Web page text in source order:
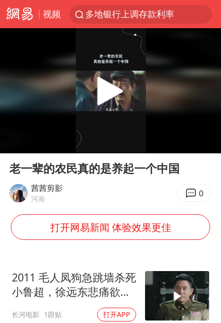
视频
多地银行上调存款利率
上海地铁4条线路全线停运
4.2平卫生间补漏注胶花1.55万
白海豚路径图
宇树申购 中一签有望赚20万元
今日有3只新股申购
NBA传奇教练老尼尔森去世
轰-6K到底是不是战略轰炸机
“皋”在低处
加沙约14万栋建筑被完全摧毁
从科技创新看开局起步的时与势
Play
老一辈的农民真的是养起一个中国
茜茜剪影
河南 0
打开网易新闻 体验效果更佳
2011 毛人凤狗急跳墙杀死
小鲁超，徐远东悲痛欲
绝，被范天喜成功策反！
长河电影 1跟贴 打开APP